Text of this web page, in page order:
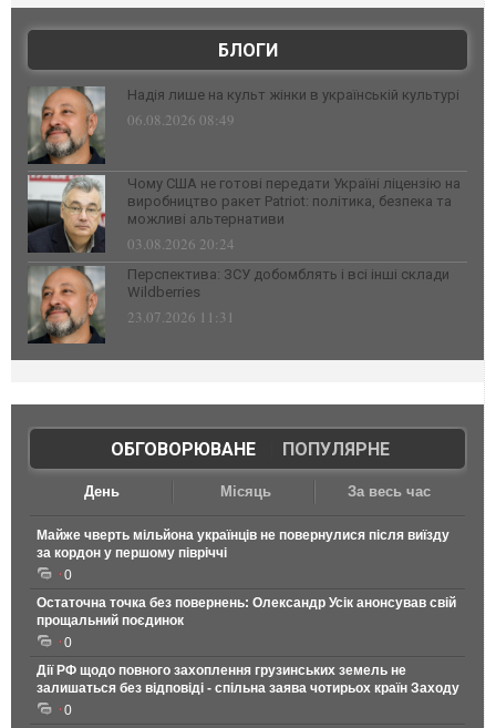
БЛОГИ
Надія лише на культ жінки в українській культурі
06.08.2026 08:49
Чому США не готові передати Україні ліцензію на
виробництво ракет Patriot: політика, безпека та
можливі альтернативи
03.08.2026 20:24
Перспектива: ЗСУ добомблять і всі інші склади
Wildberries
23.07.2026 11:31
ОБГОВОРЮВАНЕ| ПОПУЛЯРНЕ
День Місяць За весь час
Майже чверть мільйона українців не повернулися після виїзду
за кордон у першому півріччі
0
Остаточна точка без повернень: Олександр Усік анонсував свій
прощальний поєдинок
0
Дії РФ щодо повного захоплення грузинських земель не
залишаться без відповіді - спільна заява чотирьох країн Заходу
0